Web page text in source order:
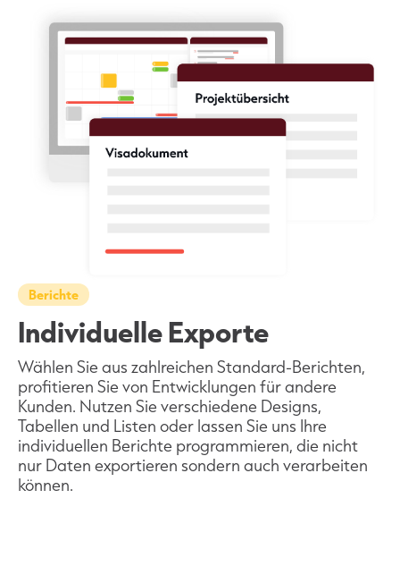
Berichte
Individuelle Exporte
Wählen Sie aus zahlreichen Standard-Berichten,
profitieren Sie von Entwicklungen für andere
Kunden. Nutzen Sie verschiedene Designs,
Tabellen und Listen oder lassen Sie uns Ihre
individuellen Berichte programmieren, die nicht
nur Daten exportieren sondern auch verarbeiten
können.